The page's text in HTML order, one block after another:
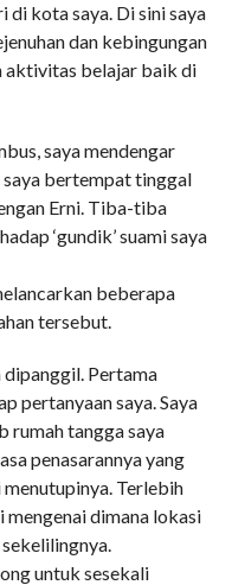
di kota saya. Di sini saya
dan kebingungan
aktivitas belajar baik di
saya mendengar
saya bertempat tinggal
Erni. Tiba-tiba
‘gundik’ suami saya
beberapa
tersebut.
Pertama
pertanyaan saya. Saya
rumah tangga saya
penasarannya yang
Terlebih
dimana lokasi
untuk sesekali